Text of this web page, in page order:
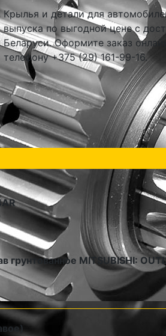
Крылья и детали для
выпуска по выгодной цене с
Беларуси. Оформите заказ
телефону +375 (29) 161-99-16.
грунтованное MITSUBISHI: